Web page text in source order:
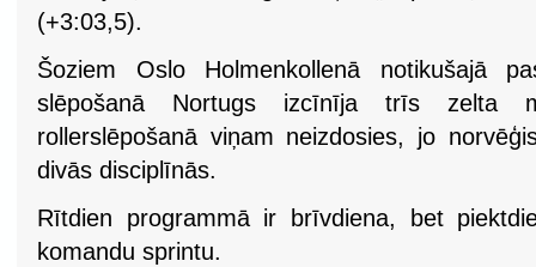
(+3:03,5).
Šoziem Oslo Holmenkollenā notikušajā
slēpošanā Nortugs izcīnīja trīs zelta
rollerslēpošanā viņam neizdosies, jo
divās disciplīnās.
Rītdien programmā ir brīvdiena, bet
komandu sprintu.